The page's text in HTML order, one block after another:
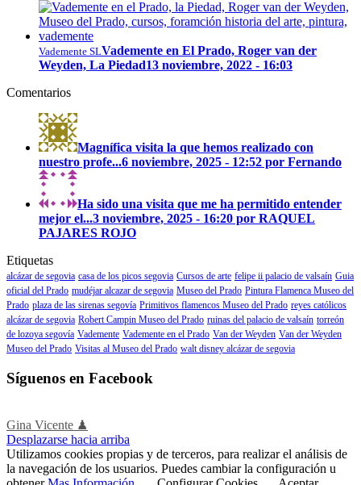
Vademente SLVademente en El Prado, Roger van der
Weyden, La Piedad13 noviembre, 2022 - 16:03
Comentarios
Magnífica visita la que hemos realizado con
nuestro profe...6 noviembre, 2025 - 12:52 por Fernando
Ha sido una visita que me ha permitido entender
mejor el...3 noviembre, 2025 - 16:20 por RAQUEL
PAJARES ROJO
Etiquetas
alcázar de segovia casa de los picos segovia Cursos de arte felipe ii palacio de valsaín Guia
oficial del Prado mudéjar alcazar de segovia Museo del Prado Pintura Flamenca Museo del
Prado plaza de las sirenas segovía Primitivos flamencos Museo del Prado reyes católicos
alcázar de segovia Robert Campin Museo del Prado ruinas del palacio de valsaín torreón
de lozoya segovía Vademente Vademente en el Prado Van der Weyden Van der Weyden
Museo del Prado Visitas al Museo del Prado walt disney alcázar de segovia
Síguenos en Facebook
Gina Vicente ♟
Desplazarse hacia arriba
Utilizamos cookies propias y de terceros, para realizar el análisis de
la navegación de los usuarios. Puedes cambiar la configuración u